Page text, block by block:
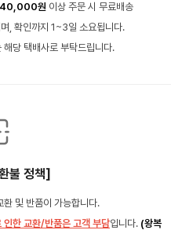
40,000원 이상 주문 시 무료배송
, 확인까지 1~3일 소요됩니다.
당 택배사로 부탁드립니다.
불 정책]
환 및 반품이 가능합니다.
인한 교환/반품은 고객 부담입니다. (왕복